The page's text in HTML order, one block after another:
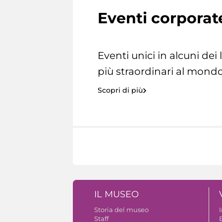
Eventi
Eventi unici in alcuni dei
più straordinari al
Scopri di più
IL MUSEO
Storia del museo
Staff